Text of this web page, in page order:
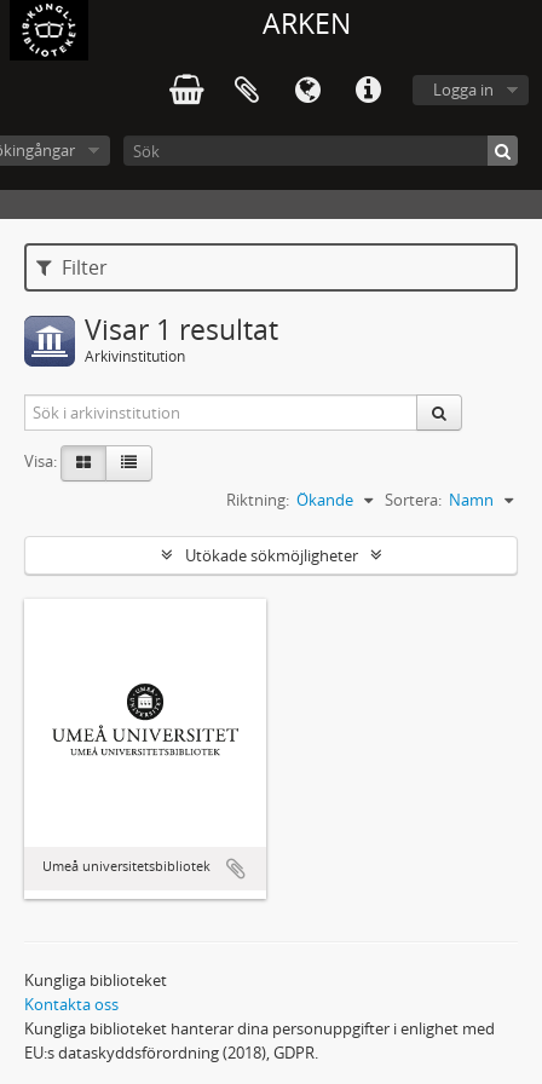
ARKEN
Logga in
Filter
Visar 1 resultat
Arkivinstitution
Visa:
Sortera: Namn
Riktning: Ökande
Utökade sökmöjligheter
Umeå universitetsbibliotek
Kungliga biblioteket
Kontakta oss
Kungliga biblioteket hanterar dina personuppgifter i enlighet med
EU:s dataskyddsförordning (2018), GDPR.